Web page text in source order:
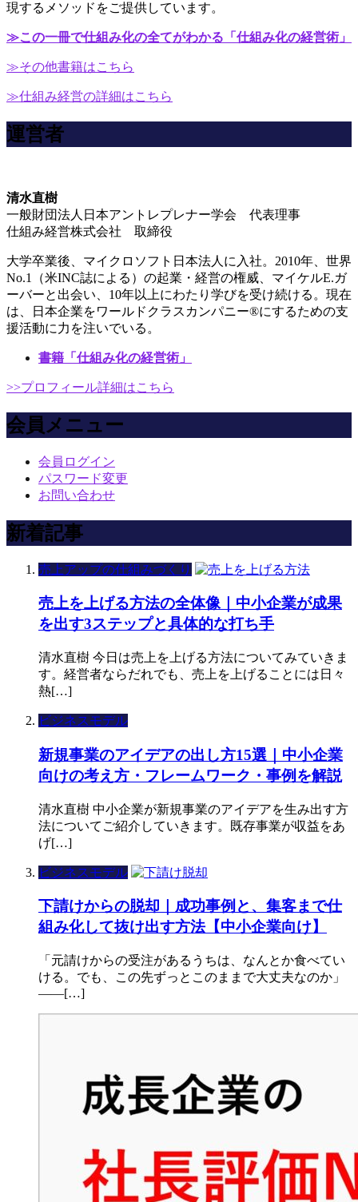
現するメソッドをご提供しています。
≫この一冊で仕組み化の全てがわかる「仕組み化の経営術」
≫その他書籍はこちら
≫仕組み経営の詳細はこちら
運営者
清水直樹
一般財団法人日本アントレプレナー学会 代表理事
仕組み経営株式会社 取締役
大学卒業後、マイクロソフト日本法人に入社。2010年、世界
No.1（米INC誌による）の起業・経営の権威、マイケルE.ガ
ーバーと出会い、10年以上にわたり学びを受け続ける。現在
は、日本企業をワールドクラスカンパニー®にするための支
援活動に力を注いでいる。
書籍「仕組み化の経営術」
>>プロフィール詳細はこちら
会員メニュー
会員ログイン
パスワード変更
お問い合わせ
新着記事
売上アップの仕組みづくり
売上を上げる方法の全体像｜中小企業が成果
を出す3ステップと具体的な打ち手
清水直樹 今日は売上を上げる方法についてみていきま
す。経営者ならだれでも、売上を上げることには日々
熱[…]
ビジネスモデル
新規事業のアイデアの出し方15選｜中小企業
向けの考え方・フレームワーク・事例を解説
清水直樹 中小企業が新規事業のアイデアを生み出す方
法についてご紹介していきます。既存事業が収益をあ
げ[…]
ビジネスモデル
下請けからの脱却｜成功事例と、集客まで仕
組み化して抜け出す方法【中小企業向け】
「元請けからの受注があるうちは、なんとか食べてい
ける。でも、この先ずっとこのままで大丈夫なのか」
——[…]